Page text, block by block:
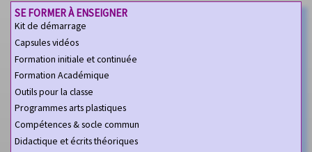
SE FORMER À ENSEIGNER
Kit de démarrage
Capsules vidéos
Formation initiale et continuée
Formation Académique
Outils pour la classe
Programmes arts plastiques
Compétences & socle commun
Didactique et écrits théoriques